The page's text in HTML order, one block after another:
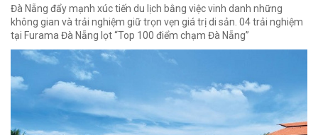
Đà Nẵng đẩy mạnh xúc tiến du lịch bằng việc vinh danh những
không gian và trải nghiệm giữ trọn vẹn giá trị di sản. 04 trải nghiệm
tại Furama Đà Nẵng lọt “Top 100 điểm chạm Đà Nẵng”